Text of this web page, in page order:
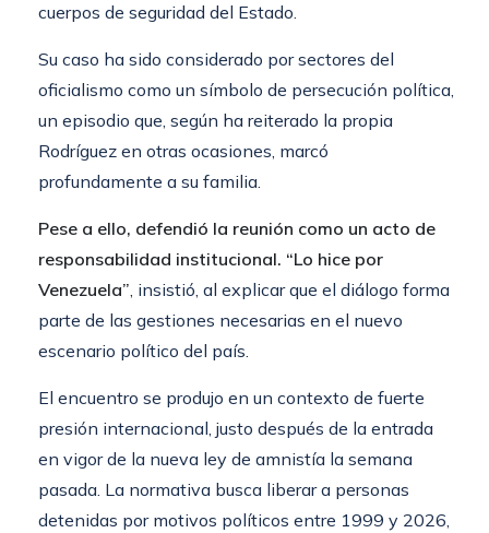
cuerpos de seguridad del Estado.
Su caso ha sido considerado por sectores del
oficialismo como un símbolo de persecución política,
un episodio que, según ha reiterado la propia
Rodríguez en otras ocasiones, marcó
profundamente a su familia.
Pese a ello, defendió la reunión como un acto de
responsabilidad institucional. “Lo hice por
Venezuela”, insistió, al explicar que el diálogo forma
parte de las gestiones necesarias en el nuevo
escenario político del país.
El encuentro se produjo en un contexto de fuerte
presión internacional, justo después de la entrada
en vigor de la nueva ley de amnistía la semana
pasada. La normativa busca liberar a personas
detenidas por motivos políticos entre 1999 y 2026,